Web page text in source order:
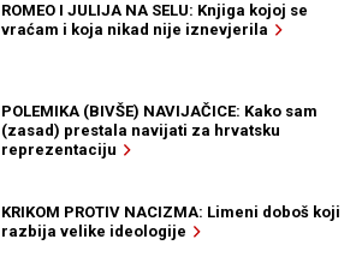
ROMEO I JULIJA NA SELU: Knjiga kojoj se
vraćam i koja nikad nije iznevjerila
POLEMIKA (BIVŠE) NAVIJAČICE: Kako sam
(zasad) prestala navijati za hrvatsku
reprezentaciju
KRIKOM PROTIV NACIZMA: Limeni doboš koji
razbija velike ideologije